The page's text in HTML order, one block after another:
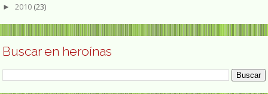
► 2010 (23)
Buscar en heroínas